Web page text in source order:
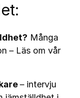
Många
– Läs om vår
– intervju